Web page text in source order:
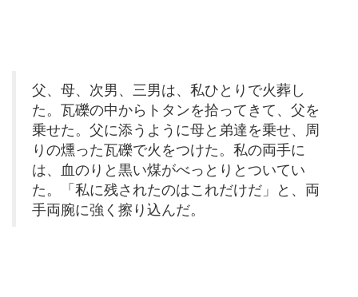
父、母、次男、三男は、私ひとりで火葬し
た。瓦礫の中からトタンを拾ってきて、父を
乗せた。父に添うように母と弟達を乗せ、周
りの燻った瓦礫で火をつけた。私の両手に
は、血のりと黒い煤がべっとりとついてい
た。「私に残されたのはこれだけだ」と、両
手両腕に強く擦り込んだ。